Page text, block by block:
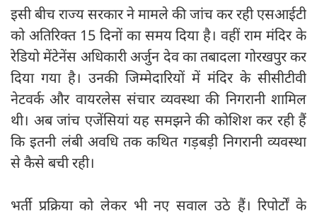
इसी बीच राज्य सरकार ने मामले की जांच कर रही एसआईटी
को अतिरिक्त 15 दिनों का समय दिया है। वहीं राम मंदिर के
रेडियो मेंटेनेंस अधिकारी अर्जुन देव का तबादला गोरखपुर कर
दिया गया है। उनकी जिम्मेदारियों में मंदिर के सीसीटीवी
नेटवर्क और वायरलेस संचार व्यवस्था की निगरानी शामिल
थी। अब जांच एजेंसियां यह समझने की कोशिश कर रही हैं
कि इतनी लंबी अवधि तक कथित गड़बड़ी निगरानी व्यवस्था
से कैसे बची रही।
भर्ती प्रक्रिया को लेकर भी नए सवाल उठे हैं। रिपोर्टों के